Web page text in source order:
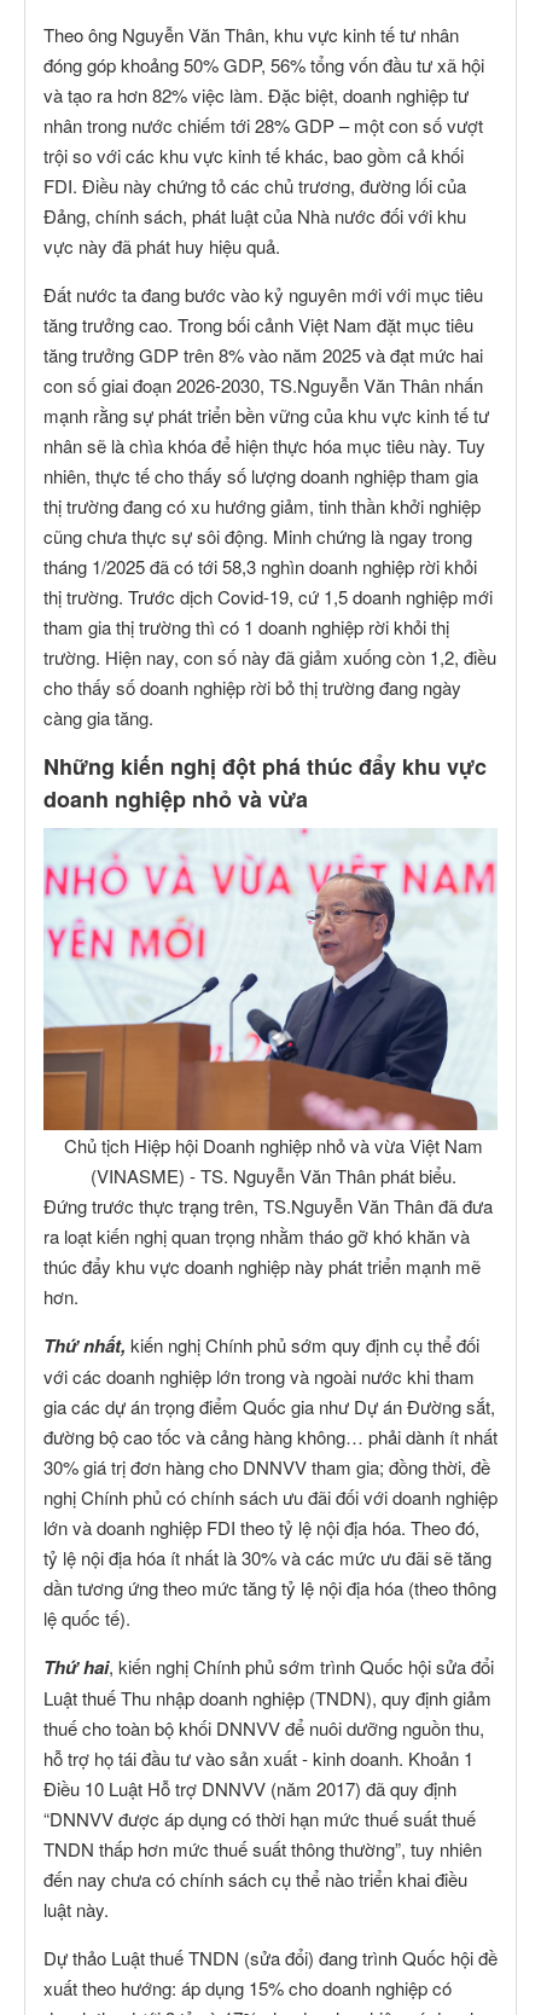
Theo ông Nguyễn Văn Thân, khu vực kinh tế tư nhân
đóng góp khoảng 50% GDP, 56% tổng vốn đầu tư xã hội
và tạo ra hơn 82% việc làm. Đặc biệt, doanh nghiệp tư
nhân trong nước chiếm tới 28% GDP – một con số vượt
trội so với các khu vực kinh tế khác, bao gồm cả khối
FDI. Điều này chứng tỏ các chủ trương, đường lối của
Đảng, chính sách, phát luật của Nhà nước đối với khu
vực này đã phát huy hiệu quả.
Đất nước ta đang bước vào kỷ nguyên mới với mục tiêu
tăng trưởng cao. Trong bối cảnh Việt Nam đặt mục tiêu
tăng trưởng GDP trên 8% vào năm 2025 và đạt mức hai
con số giai đoạn 2026-2030, TS.Nguyễn Văn Thân nhấn
mạnh rằng sự phát triển bền vững của khu vực kinh tế tư
nhân sẽ là chìa khóa để hiện thực hóa mục tiêu này. Tuy
nhiên, thực tế cho thấy số lượng doanh nghiệp tham gia
thị trường đang có xu hướng giảm, tinh thần khởi nghiệp
cũng chưa thực sự sôi động. Minh chứng là ngay trong
tháng 1/2025 đã có tới 58,3 nghìn doanh nghiệp rời khỏi
thị trường. Trước dịch Covid-19, cứ 1,5 doanh nghiệp mới
tham gia thị trường thì có 1 doanh nghiệp rời khỏi thị
trường. Hiện nay, con số này đã giảm xuống còn 1,2, điều
cho thấy số doanh nghiệp rời bỏ thị trường đang ngày
càng gia tăng.
Những kiến nghị đột phá thúc đẩy khu vực
doanh nghiệp nhỏ và vừa
Chủ tịch Hiệp hội Doanh nghiệp nhỏ và vừa Việt Nam
(VINASME) - TS. Nguyễn Văn Thân phát biểu.
Đứng trước thực trạng trên, TS.Nguyễn Văn Thân đã đưa
ra loạt kiến nghị quan trọng nhằm tháo gỡ khó khăn và
thúc đẩy khu vực doanh nghiệp này phát triển mạnh mẽ
hơn.
Thứ nhất, kiến nghị Chính phủ sớm quy định cụ thể đối
với các doanh nghiệp lớn trong và ngoài nước khi tham
gia các dự án trọng điểm Quốc gia như Dự án Đường sắt,
đường bộ cao tốc và cảng hàng không… phải dành ít nhất
30% giá trị đơn hàng cho DNNVV tham gia; đồng thời, đề
nghị Chính phủ có chính sách ưu đãi đối với doanh nghiệp
lớn và doanh nghiệp FDI theo tỷ lệ nội địa hóa. Theo đó,
tỷ lệ nội địa hóa ít nhất là 30% và các mức ưu đãi sẽ tăng
dần tương ứng theo mức tăng tỷ lệ nội địa hóa (theo thông
lệ quốc tế).
Thứ hai, kiến nghị Chính phủ sớm trình Quốc hội sửa đổi
Luật thuế Thu nhập doanh nghiệp (TNDN), quy định giảm
thuế cho toàn bộ khối DNNVV để nuôi dưỡng nguồn thu,
hỗ trợ họ tái đầu tư vào sản xuất - kinh doanh. Khoản 1
Điều 10 Luật Hỗ trợ DNNVV (năm 2017) đã quy định
“DNNVV được áp dụng có thời hạn mức thuế suất thuế
TNDN thấp hơn mức thuế suất thông thường”, tuy nhiên
đến nay chưa có chính sách cụ thể nào triển khai điều
luật này.
Dự thảo Luật thuế TNDN (sửa đổi) đang trình Quốc hội đề
xuất theo hướng: áp dụng 15% cho doanh nghiệp có